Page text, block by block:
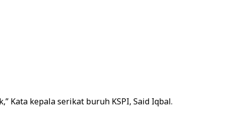
Kata kepala serikat buruh KSPI, Said Iqbal.